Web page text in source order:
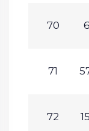
70
71
72